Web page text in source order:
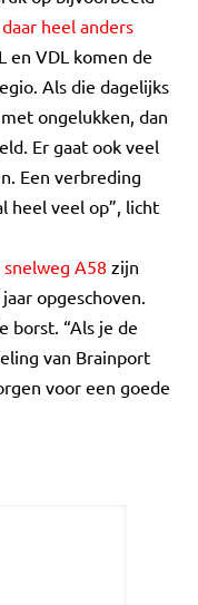
heel anders
en VDL komen de
Als die dagelijks
ongelukken, dan
Er gaat ook veel
Een verbreding
heel veel op”, licht
snelweg A58 zijn
opgeschoven.
borst. “Als je de
van Brainport
voor een goede